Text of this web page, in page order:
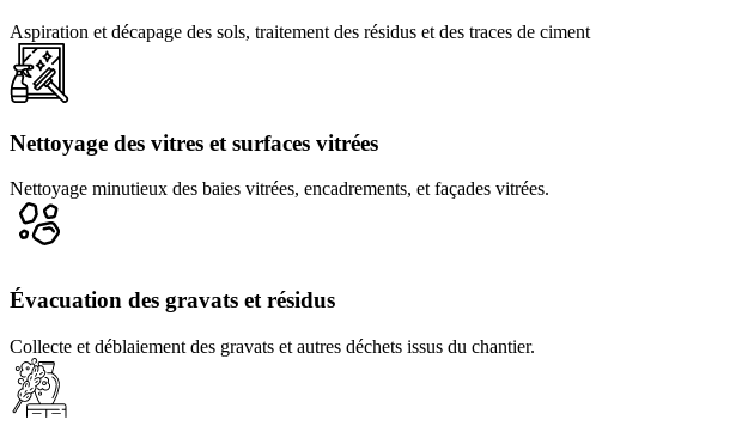
Aspiration et décapage des sols, traitement des résidus et des traces de ciment
Nettoyage des vitres et surfaces vitrées
Nettoyage minutieux des baies vitrées, encadrements, et façades vitrées.
from the Noun Project
Évacuation des gravats et résidus
Collecte et déblaiement des gravats et autres déchets issus du chantier.